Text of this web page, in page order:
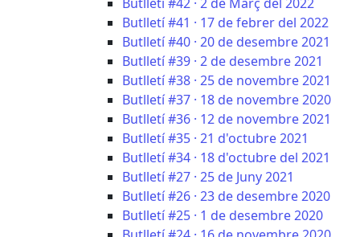
Butlletí #41 · 17 de febrer del 2022
Butlletí #40 · 20 de desembre 2021
Butlletí #39 · 2 de desembre 2021
Butlletí #38 · 25 de novembre 2021
Butlletí #37 · 18 de novembre 2020
Butlletí #36 · 12 de novembre 2021
Butlletí #35 · 21 d'octubre 2021
Butlletí #34 · 18 d'octubre del 2021
Butlletí #27 · 25 de Juny 2021
Butlletí #26 · 23 de desembre 2020
Butlletí #25 · 1 de desembre 2020